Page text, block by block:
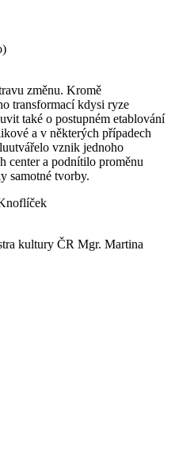
změnu. Kromě
transformací kdysi ryze
také o postupném etablování
a v některých případech
vznik jednoho
center a podnítilo proměnu
samotné tvorby.
kultury ČR Mgr. Martina